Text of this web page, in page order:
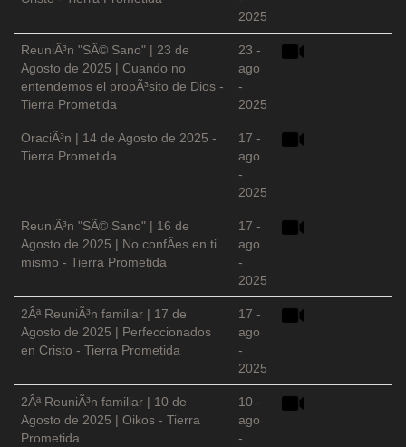
2025
ReuniÃ³n "SÃ© Sano" | 23 de
Agosto de 2025 | Cuando no
entendemos el propÃ³sito de Dios -
Tierra Prometida
23 -
ago
-
2025
OraciÃ³n | 14 de Agosto de 2025 -
Tierra Prometida
17 -
ago
-
2025
ReuniÃ³n "SÃ© Sano" | 16 de
Agosto de 2025 | No confÃ­es en ti
mismo - Tierra Prometida
17 -
ago
-
2025
2Âª ReuniÃ³n familiar | 17 de
Agosto de 2025 | Perfeccionados
en Cristo - Tierra Prometida
17 -
ago
-
2025
2Âª ReuniÃ³n familiar | 10 de
Agosto de 2025 | Oikos - Tierra
Prometida
10 -
ago
-